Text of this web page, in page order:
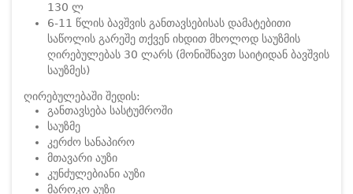
130 ლ
6-11 წლის ბავშვის განთავსებისას დამატებითი
საწოლის გარეშე თქვენ იხდით მხოლოდ საუზმის
ღირებულებას 30 ლარს (მონიშნავთ საიტიდან ბავშვის
საუზმეს)
ღირებულებაში შედის:
განთავსება სასტუმროში
საუზმე
კერძო სანაპირო
მთავარი აუზი
კუნძულებიანი აუზი
მაროკო აუზი